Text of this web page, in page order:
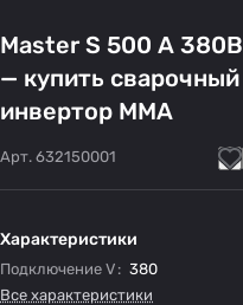
Master S 500 А 380В
— купить сварочный
инвертор MMA
Арт. 632150001
Характеристики
Подключение V : 380
Все характеристики